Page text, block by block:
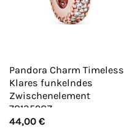
Pandora Charm Timeless
Klares funkelndes
Zwischenelement
781359CZ
44,00 €